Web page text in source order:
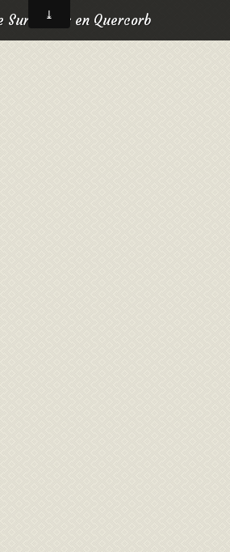
Sur L hers en Quercorb